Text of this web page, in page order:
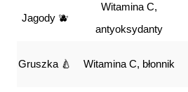
Jagody 🫐
Witamina C,
antyoksydanty
Gruszka 🍐 Witamina C, błonnik